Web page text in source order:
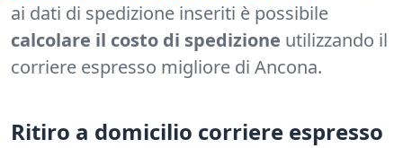
ai dati di spedizione inseriti è possibile
calcolare il costo di spedizione utilizzando il
corriere espresso migliore di Ancona.
Ritiro a domicilio corriere espresso